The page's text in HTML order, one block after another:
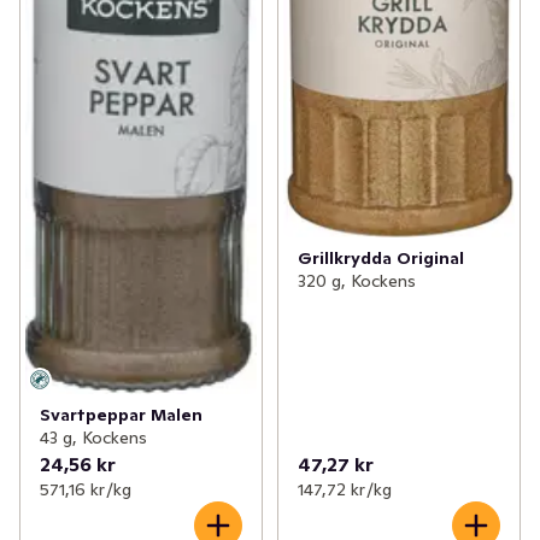
Svartpeppar Malen
43 g, Kockens
24,56 kr
571,16 kr /kg
Grillkrydda Original
320 g, Kockens
47,27 kr
147,72 kr /kg